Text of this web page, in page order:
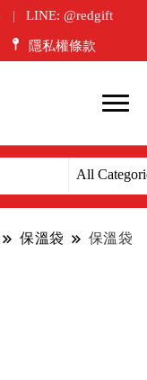
LINE: @redgift
隱私權條款
保溫袋 保溫袋